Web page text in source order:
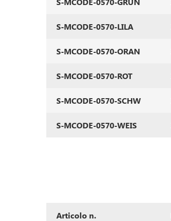
S-MCODE-0570-LILA
S-MCODE-0570-ORAN
S-MCODE-0570-ROT
S-MCODE-0570-SCHW
S-MCODE-0570-WEIS
Articolo n.